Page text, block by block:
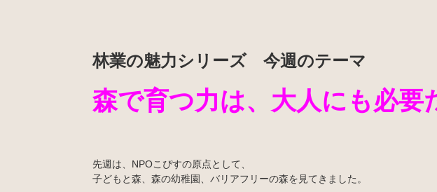
林業の魅力シリーズ 今週のテーマ
森で育つ力は、大人にも必要
先週は、NPOこぴすの原点として、
子どもと森、森の幼稚園、バリアフリーの森を見てきました。